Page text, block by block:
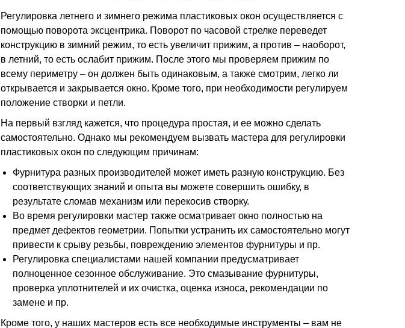
Регулировка летнего и зимнего режима пластиковых окон осуществляется с
помощью поворота эксцентрика. Поворот по часовой стрелке переведет
конструкцию в зимний режим, то есть увеличит прижим, а против – наоборот,
в летний, то есть ослабит прижим. После этого мы проверяем прижим по
всему периметру – он должен быть одинаковым, а также смотрим, легко ли
открывается и закрывается окно. Кроме того, при необходимости регулируем
положение створки и петли.
На первый взгляд кажется, что процедура простая, и ее можно сделать
самостоятельно. Однако мы рекомендуем вызвать мастера для регулировки
пластиковых окон по следующим причинам:
Фурнитура разных производителей может иметь разную конструкцию. Без
соответствующих знаний и опыта вы можете совершить ошибку, в
результате сломав механизм или перекосив створку.
Во время регулировки мастер также осматривает окно полностью на
предмет дефектов геометрии. Попытки устранить их самостоятельно могут
привести к срыву резьбы, повреждению элементов фурнитуры и пр.
Регулировка специалистами нашей компании предусматривает
полноценное сезонное обслуживание. Это смазывание фурнитуры,
проверка уплотнителей и их очистка, оценка износа, рекомендации по
замене и пр.
Кроме того, у наших мастеров есть все необходимые инструменты – вам не